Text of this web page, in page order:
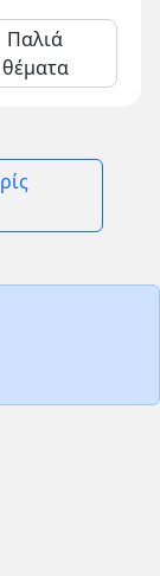
Παλιά
θέματα